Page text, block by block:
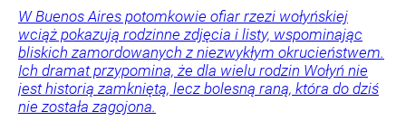
W Buenos Aires potomkowie ofiar rzezi wołyńskiej
wciąż pokazują rodzinne zdjęcia i listy, wspominając
bliskich zamordowanych z niezwykłym okrucieństwem.
Ich dramat przypomina, że dla wielu rodzin Wołyń nie
jest historią zamkniętą, lecz bolesną raną, która do dziś
nie została zagojona.